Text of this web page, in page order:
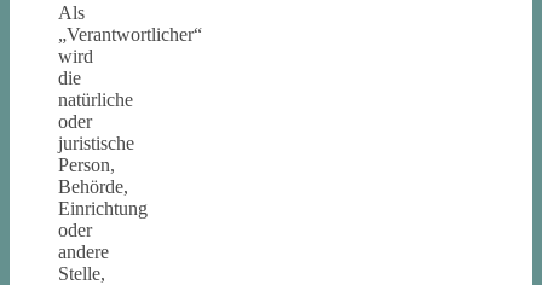
Als
„Verantwortlicher“
wird
die
natürliche
oder
juristische
Person,
Behörde,
Einrichtung
oder
andere
Stelle,